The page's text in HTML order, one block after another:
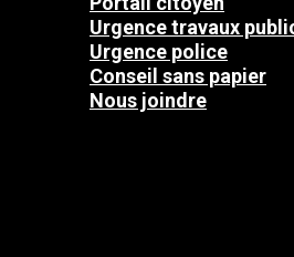
Urgence travaux
Urgence police
Conseil sans papier
Nous joindre